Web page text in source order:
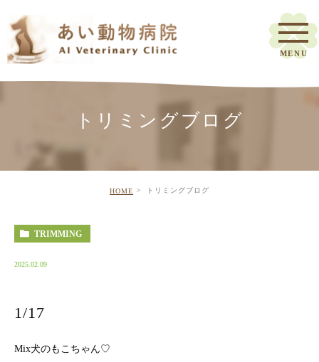
トリミングブログ
HOME トリミングブログ
TRIMMING
2025.02.09
1/17
Mix犬のもこちゃん♡